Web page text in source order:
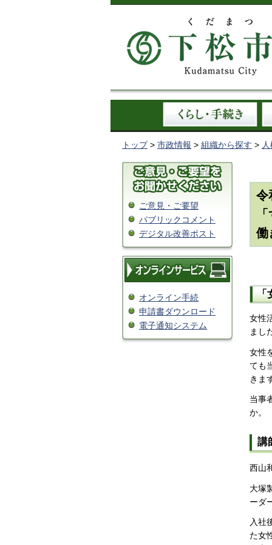
トップ> 市政情報 > 組織から探す >
ご意見・ご要望
パブリックコメント
デジタル改善ポスト
オンライン手続
申請書ダウンロード
電子通知システム
令
働
「
女性
まし
女性
ても
きま
当事
か。
講
西山
大塚
ーダ
入社
た女